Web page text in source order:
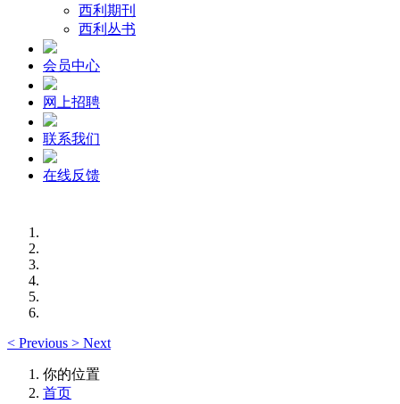
西利期刊
西利丛书
会员中心
网上招聘
联系我们
在线反馈
< Previous > Next
你的位置
首页